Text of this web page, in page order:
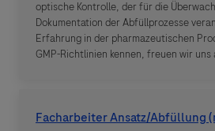
optische Kontrolle, der für die
Dokumentation der Abfüllprozesse
Erfahrung in der pharmazeutischen
GMP-Richtlinien kennen, freuen wir
Facharbeiter Ansatz/Abfüllung